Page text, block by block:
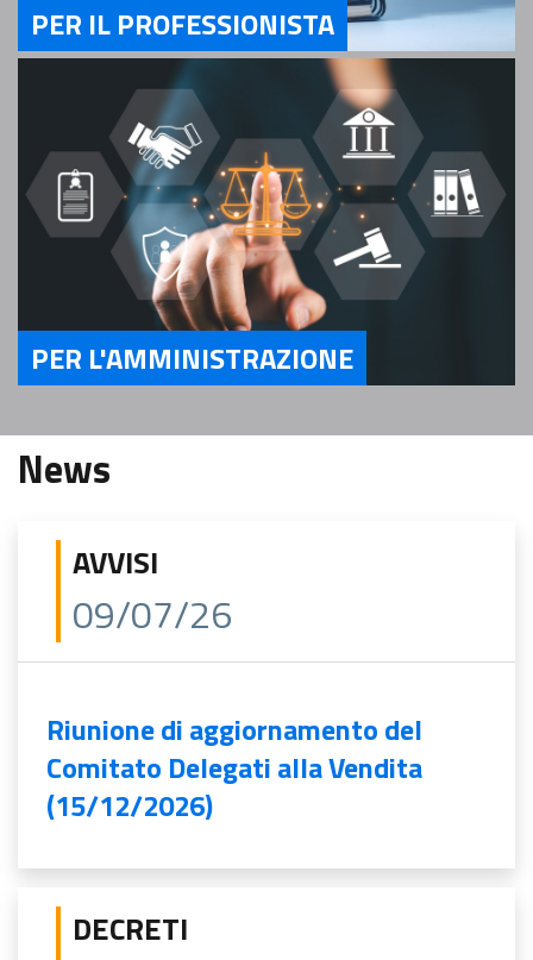
Servizi Per il Professionista
PER IL PROFESSIONISTA
PER L'AMMINISTRAZIONE
News
AVVISI
09/07/26
Riunione di aggiornamento del
Comitato Delegati alla Vendita
(15/12/2026)
DECRETI